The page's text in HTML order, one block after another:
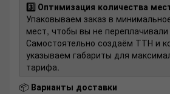
3️⃣ Оптимизация количества
Упаковываем заказ в
мест, чтобы вы не переплачивали
Самостоятельно создаём ТТН и
указываем габариты для
тарифа.
📦 Варианты доставки